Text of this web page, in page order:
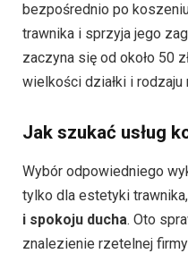
bezpośrednio po
trawnika i sprzyja jego
zaczyna się od około 50
wielkości działki i rodzaju
Jak szukać usług
Wybór odpowiedniego
tylko dla estetyki
i spokoju ducha. Oto
znalezienie rzetelnej